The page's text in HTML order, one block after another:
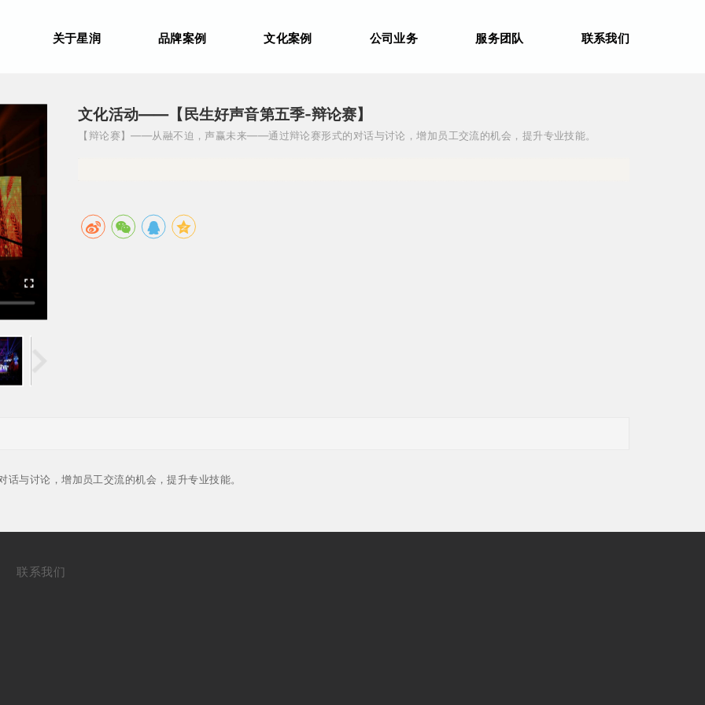
关于星润 品牌案例 文化案例 公司业务 服务团队 联系我们
文化活动——【民生好声音第五季-辩论赛】
【辩论赛】——从融不迫，声赢未来——通过辩论赛形式的对话与讨论，增加员工交流的机会，提升专业技能。
讨论，增加员工交流的机会，提升专业技能。
联系我们